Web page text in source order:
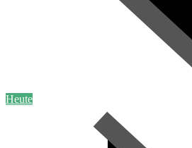
Heute